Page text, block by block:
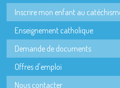
Inscrire mon enfant au
Enseignement catholique
Demande de documents
Offres d'emploi
Nous contacter